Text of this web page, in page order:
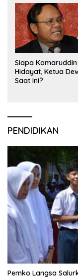
Siapa Komaruddin
Hidayat, Ketua
Saat Ini?
PENDIDIKAN
Pemko Langsa